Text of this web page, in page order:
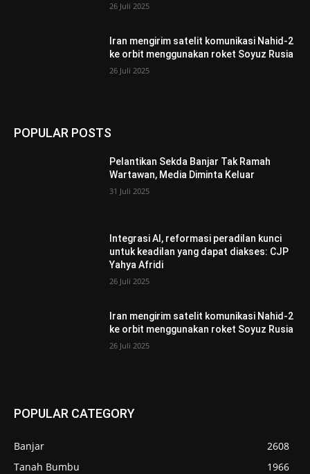
26 Juli 2025
Iran mengirim satelit komunikasi Nahid-2
ke orbit menggunakan roket Soyuz Rusia
26 Juli 2025
POPULAR POSTS
Pelantikan Sekda Banjar Tak Ramah
Wartawan, Media Diminta Keluar
31 Juli 2025
Integrasi AI, reformasi peradilan kunci
untuk keadilan yang dapat diakses: CJP
Yahya Afridi
26 Juli 2025
Iran mengirim satelit komunikasi Nahid-2
ke orbit menggunakan roket Soyuz Rusia
26 Juli 2025
POPULAR CATEGORY
Banjar
2608
Tanah Bumbu
1966